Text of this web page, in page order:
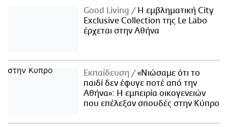
Good Living
Η εμβληματική City
Exclusive Collection της Le Labo
έρχεται στην Αθήνα
Εκπαίδευση
«Νιώσαμε ότι το
παιδί δεν έφυγε ποτέ από την
Αθήνα»: Η εμπειρία οικογενειών
που επέλεξαν σπουδές στην Κύπρο